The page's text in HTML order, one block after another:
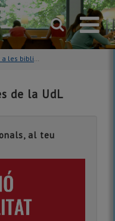
biblioteques de la UdL
de la UdL
al teu